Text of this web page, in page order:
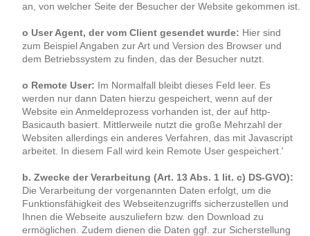
an, von welcher Seite der Besucher der Website gekommen ist.
o User Agent, der vom Client gesendet wurde: Hier sind
zum Beispiel Angaben zur Art und Version des Browser und
dem Betriebssystem zu finden, das der Besucher nutzt.
o Remote User: Im Normalfall bleibt dieses Feld leer. Es
werden nur dann Daten hierzu gespeichert, wenn auf der
Website ein Anmeldeprozess vorhanden ist, der auf http-
Basicauth basiert. Mittlerweile nutzt die große Mehrzahl der
Websiten allerdings ein anderes Verfahren, das mit Javascript
arbeitet. In diesem Fall wird kein Remote User gespeichert.'
b. Zwecke der Verarbeitung (Art. 13 Abs. 1 lit. c) DS-GVO):
Die Verarbeitung der vorgenannten Daten erfolgt, um die
Funktionsfähigkeit des Webseitenzugriffs sicherzustellen und
Ihnen die Webseite auszuliefern bzw. den Download zu
ermöglichen. Zudem dienen die Daten ggf. zur Sicherstellung